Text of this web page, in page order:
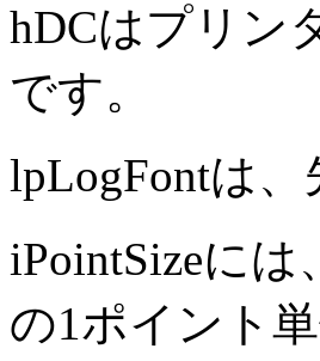
hDCはプリン
です。
lpLogFontは
iPointSizeに
の1ポイント